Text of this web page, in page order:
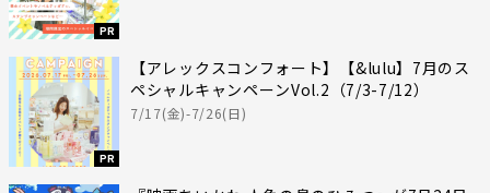
PR
PR
【アレックスコンフォート】【&lulu】7月のス
ペシャルキャンペーンVol.2（7/3-7/12）
7/17(金)-7/26(日)